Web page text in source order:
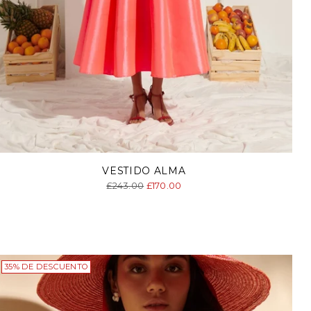
VESTIDO ALMA
Precio
£243.00 £170.00
35% DE DESCUENTO